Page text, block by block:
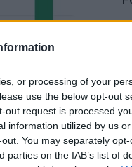
or processing of your
use the below opt-out
out request is processed
information utilized by us
You may separately
on the IAB’s list of